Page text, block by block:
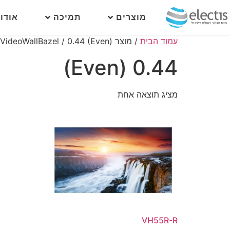
מוצרים תמיכה
עמוד הבית / מוצר VideoWallBazel / 0.44 (Even)
0.44 (Even)
מציג תוצאה אחת
VH55R-R